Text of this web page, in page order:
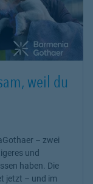
weil du
– zwei
und
haben. Die
jetzt – und im